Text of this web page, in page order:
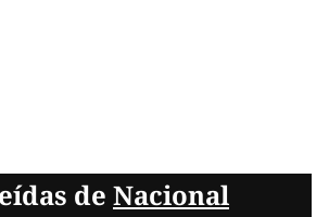
de Nacional